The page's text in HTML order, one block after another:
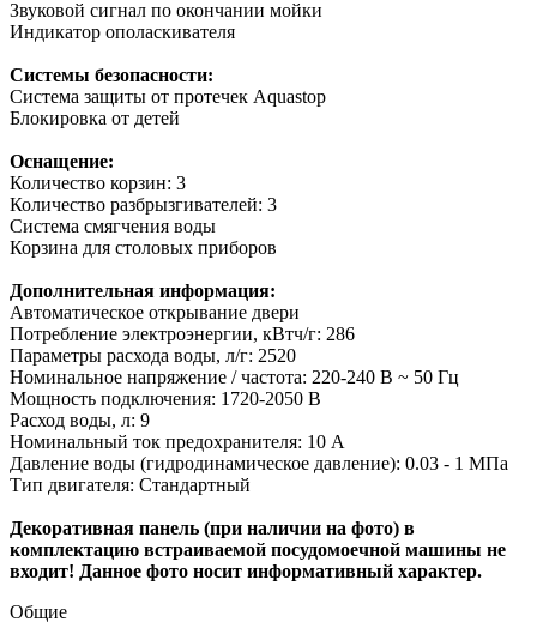
Звуковой сигнал по окончании мойки
Индикатор ополаскивателя
Системы безопасности:
Система защиты от протечек Aquastop
Блокировка от детей
Оснащение:
Количество корзин: 3
Количество разбрызгивателей: 3
Система смягчения воды
Корзина для столовых приборов
Дополнительная информация:
Автоматическое открывание двери
Потребление электроэнергии, кВтч/г: 286
Параметры расхода воды, л/г: 2520
Номинальное напряжение / частота: 220-240 В ~ 50 Гц
Мощность подключения: 1720-2050 В
Расход воды, л: 9
Номинальный ток предохранителя: 10 A
Давление воды (гидродинамическое давление): 0.03 - 1 МПа
Тип двигателя: Стандартный
Декоративная панель (при наличии на фото) в
комплектацию встраиваемой посудомоечной машины не
входит! Данное фото носит информативный характер.
Общие